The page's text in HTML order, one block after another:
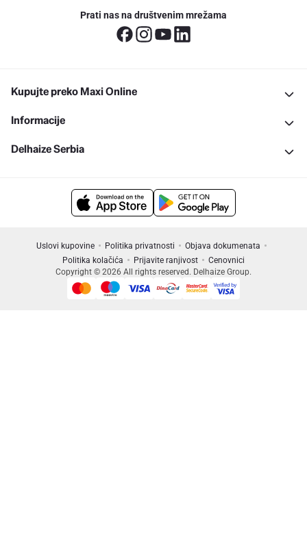
Prati nas na društvenim mrežama
Kupujte preko Maxi Online
Informacije
Delhaize Serbia
Uslovi kupovine Politika privatnosti
Objava dokumenata
Politika kolačića
Prijavite ranjivost
Cenovnici
Copyright © 2026 All rights reserved. Delhaize Group.